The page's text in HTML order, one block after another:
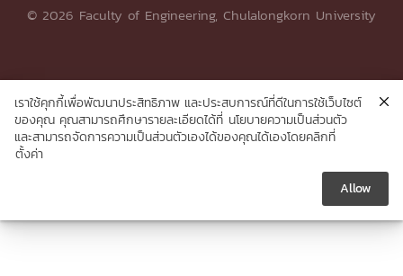

© 2026 Faculty of Engineering, Chulalongkorn University
เราใช้คุกกี้เพื่อพัฒนาประสิทธิภาพ และประสบการณ์ที่ดีในการใช้เว็บไซต์
ของคุณ คุณสามารถศึกษารายละเอียดได้ที่ นโยบายความเป็นส่วนตัว
และสามารถจัดการความเป็นส่วนตัวเองได้ของคุณได้เองโดยคลิกที่
ตั้งค่า
Allow